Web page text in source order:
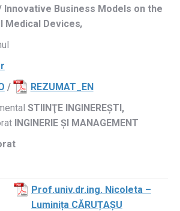
Business Models on the
Medical Devices,
/
REZUMAT_EN
STIINŢE INGINEREȘTI,
INGINERIE ȘI MANAGEMENT
Prof.univ.dr.ing. Nicoleta –
Luminița CĂRUȚAȘU